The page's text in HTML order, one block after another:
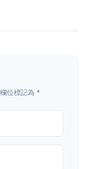
位標記為 *